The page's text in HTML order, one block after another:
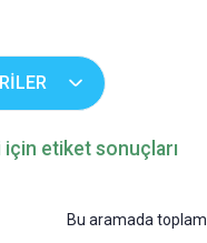
etiket sonuçları
Bu aramada toplam